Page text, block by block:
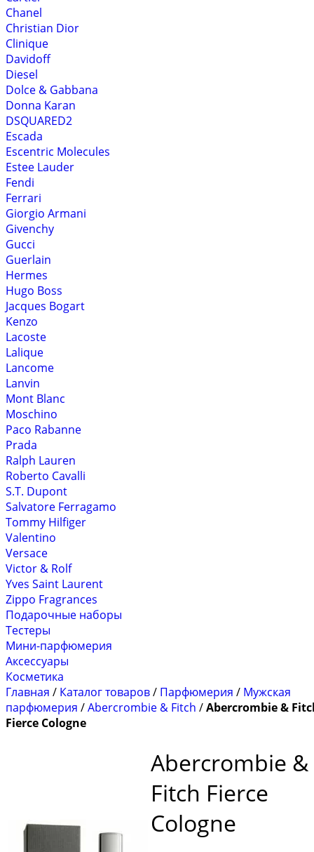
Chanel
Christian Dior
Clinique
Davidoff
Diesel
Dolce & Gabbana
Donna Karan
DSQUARED2
Escada
Escentric Molecules
Estee Lauder
Fendi
Ferrari
Giorgio Armani
Givenchy
Gucci
Guerlain
Hermes
Hugo Boss
Jacques Bogart
Kenzo
Lacoste
Lalique
Lancome
Lanvin
Mont Blanc
Moschino
Paco Rabanne
Prada
Ralph Lauren
Roberto Cavalli
S.T. Dupont
Salvatore Ferragamo
Tommy Hilfiger
Valentino
Versace
Victor & Rolf
Yves Saint Laurent
Zippo Fragrances
Подарочные наборы
Тестеры
Мини-парфюмерия
Аксессуары
Косметика
Главная / Каталог товаров/ Парфюмерия / Мужская
парфюмерия /Abercrombie & Fitch /Abercrombie &
Fierce Cologne
Abercrombie &
Fitch Fierce
Cologne